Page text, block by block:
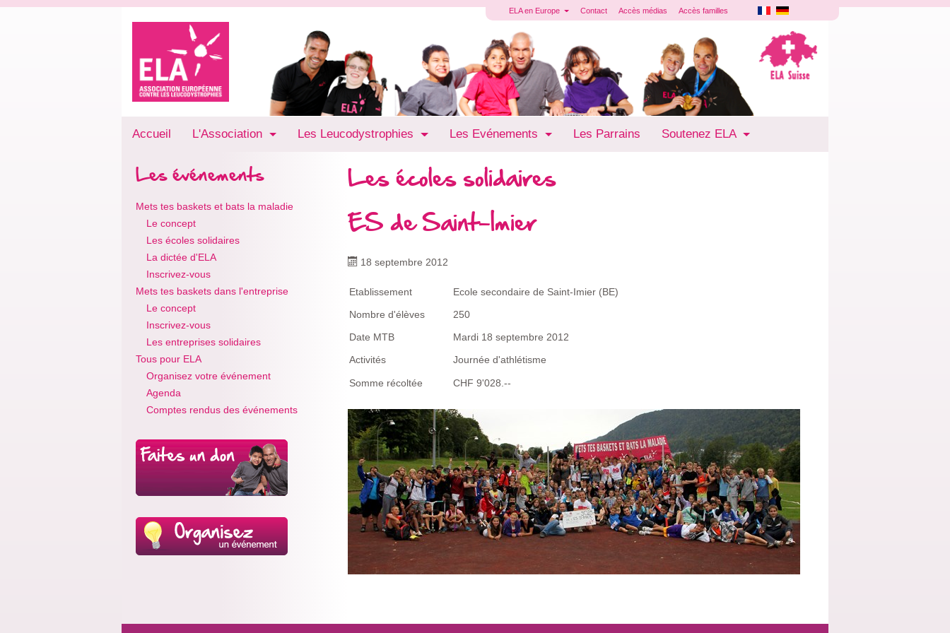
ELA en Europe Contact Accès médias Accès familles
Accueil L'Association Les Leucodystrophies Les Evénements Les Parrains Soutenez ELA
Les événements
Mets tes baskets et bats la maladie
Le concept
Les écoles solidaires
La dictée d'ELA
Inscrivez-vous
Mets tes baskets dans l'entreprise
Le concept
Inscrivez-vous
Les entreprises solidaires
Tous pour ELA
Organisez votre événement
Agenda
Comptes rendus des événements
Les écoles solidaires
ES de Saint-Imier
18 septembre 2012
Etablissement
Ecole secondaire de Saint-Imier (BE)
Nombre d'élèves
250
Date MTB
Mardi 18 septembre 2012
Activités
Journée d'athlétisme
Somme récoltée CHF 9'028.--